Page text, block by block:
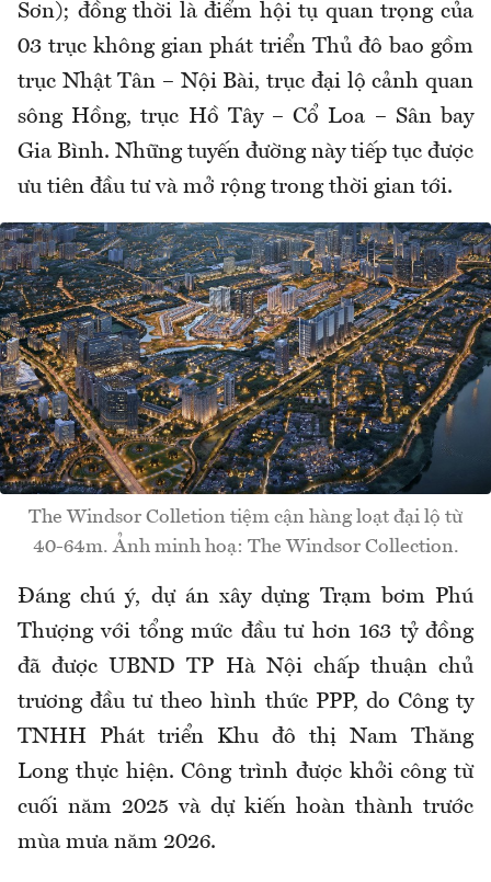
Sơn); đồng thời là điểm hội tụ quan trọng của
03 trục không gian phát triển Thủ đô bao gồm
trục Nhật Tân – Nội Bài, trục đại lộ cảnh quan
sông Hồng, trục Hồ Tây – Cổ Loa – Sân bay
Gia Bình. Những tuyến đường này tiếp tục được
ưu tiên đầu tư và mở rộng trong thời gian tới.
The Windsor Colletion tiệm cận hàng loạt đại lộ từ
40-64m. Ảnh minh hoạ: The Windsor Collection.
Đáng chú ý, dự án xây dựng Trạm bơm Phú
Thượng với tổng mức đầu tư hơn 163 tỷ đồng
đã được UBND TP Hà Nội chấp thuận chủ
trương đầu tư theo hình thức PPP, do Công ty
TNHH Phát triển Khu đô thị Nam Thăng
Long thực hiện. Công trình được khởi công từ
cuối năm 2025 và dự kiến hoàn thành trước
mùa mưa năm 2026.